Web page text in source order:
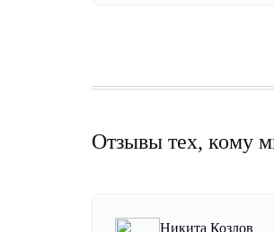
Отзывы тех, кому
Никита Козлов